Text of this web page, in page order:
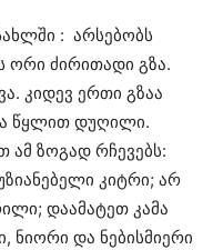
: არსებობს
ორი ძირითადი გზა.
კიდევ ერთი გზაა
წყლით დუღილი.
ამ ზოგად რჩევებს:
კიტრი; არ
დაამატეთ კამა
ნიორი და ნებისმიერი